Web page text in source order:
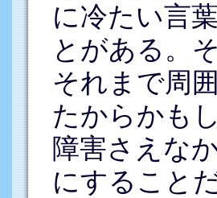
に冷たい言
とがある。
それまで周
たからかも
障害さえな
にすること